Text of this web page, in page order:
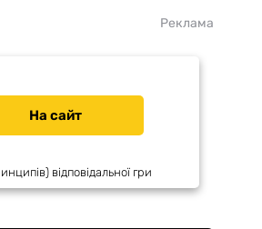
Реклама
На сайт
відповідальної гри